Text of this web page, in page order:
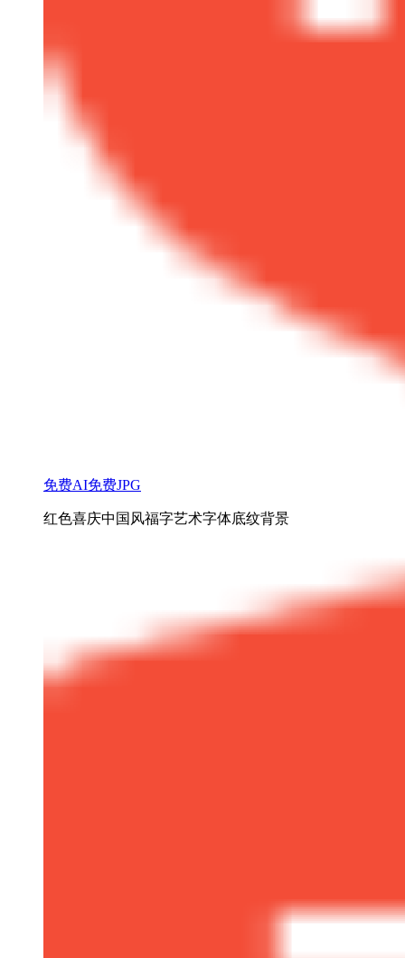
免费AI免费JPG
红色喜庆中国风福字艺术字体底纹背景